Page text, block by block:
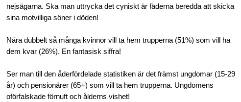
nejsägarna. Ska man uttrycka det cyniskt är fäderna beredda att skicka
sina motvilliga söner i döden!
Nära dubbelt så många kvinnor vill ta hem trupperna (51%) som vill ha
dem kvar (26%). En fantasisk siffra!
Ser man till den åderfördelade statistiken är det främst ungdomar (15-29
år) och pensionärer (65+) som vill ta hem trupperna. Ungdomens
oförfalskade förnuft och ålderns vishet!